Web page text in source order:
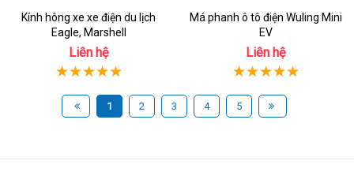
Kính hông xe xe điện du lịch
Eagle, Marshell
Liên hệ
Má phanh ô tô điện Wuling Mini
EV
Liên hệ
1 2 3 4 5